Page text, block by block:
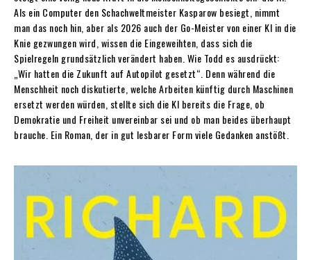
Als ein Computer den Schachweltmeister Kasparow besiegt, nimmt
man das noch hin, aber als 2026 auch der Go-Meister von einer KI in die
Knie gezwungen wird, wissen die Eingeweihten, dass sich die
Spielregeln grundsätzlich verändert haben. Wie Todd es ausdrückt:
„Wir hatten die Zukunft auf Autopilot gesetzt“. Denn während die
Menschheit noch diskutierte, welche Arbeiten künftig durch Maschinen
ersetzt werden würden, stellte sich die KI bereits die Frage, ob
Demokratie und Freiheit unvereinbar sei und ob man beides überhaupt
brauche. Ein Roman, der in gut lesbarer Form viele Gedanken anstößt.